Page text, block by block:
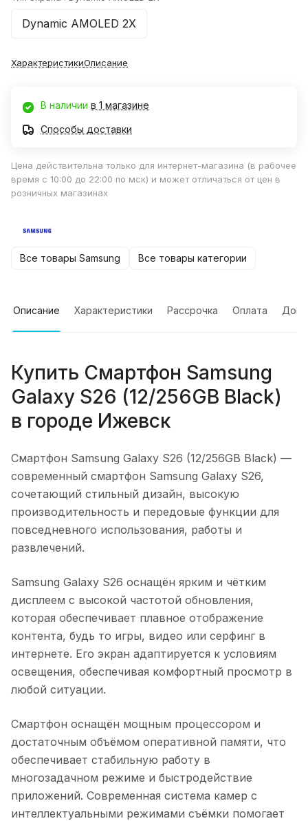
Dynamic AMOLED 2X
ХарактеристикиОписание
В наличии в 1 магазине
Способы доставки
Цена действительна только для интернет-магазина (в рабочее
время с 10:00 до 22:00 по мск) и может отличаться от цен в
розничных магазинах
Все товары Samsung Все товары категории
Описание Характеристики Рассрочка Оплата
Купить Смартфон Samsung
Galaxy S26 (12/256GB Black)
в городе Ижевск
Смартфон Samsung Galaxy S26 (12/256GB Black) —
современный смартфон Samsung Galaxy S26,
сочетающий стильный дизайн, высокую
производительность и передовые функции для
повседневного использования, работы и
развлечений.
Samsung Galaxy S26 оснащён ярким и чётким
дисплеем с высокой частотой обновления,
которая обеспечивает плавное отображение
контента, будь то игры, видео или серфинг в
интернете. Его экран адаптируется к условиям
освещения, обеспечивая комфортный просмотр в
любой ситуации.
Смартфон оснащён мощным процессором и
достаточным объёмом оперативной памяти, что
обеспечивает стабильную работу в
многозадачном режиме и быстродействие
приложений. Современная система камер с
интеллектуальными режимами съёмки помогает